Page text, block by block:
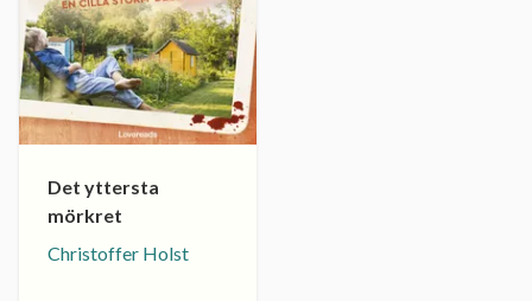
Det yttersta
mörkret
Christoffer Holst